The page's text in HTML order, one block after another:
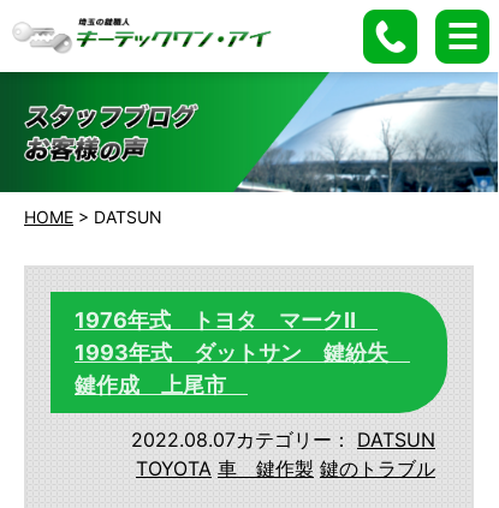
HOME > DATSUN
1976年式 トヨタ マークⅡ
1993年式 ダットサン 鍵紛失
鍵作成 上尾市
2022.08.07カテゴリー：
DATSUN
TOYOTA 車 鍵作製 鍵のトラブル